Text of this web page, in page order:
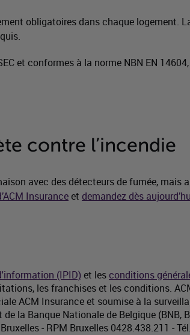
obligatoires dans chaque logement.
et conformes à la norme NBN EN
contre l’incendie
avec des détecteurs de fumée,
Insurance et demandez dès
(IPID) et les conditions
les franchises et les conditions.
ACM Insurance et soumise à la
la Banque Nationale de Belgique
- RPM Bruxelles 0428.438.211 -